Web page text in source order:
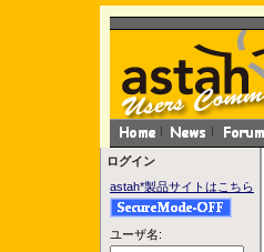
ログイン
astah*製品サイトはこちら
ユーザ名: